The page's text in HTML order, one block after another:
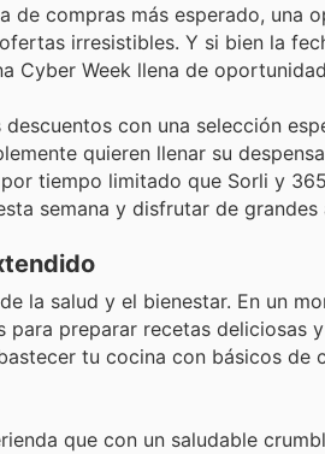
de compras más esperado, una
irresistibles. Y si bien la
Cyber Week llena de
con una selección
quieren llenar su
tiempo limitado que Sorli y
semana y disfrutar de grandes
la salud y el bienestar. En un
preparar recetas deliciosas
tu cocina con básicos de
que con un saludable